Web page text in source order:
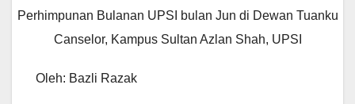
Perhimpunan Bulanan UPSI bulan Jun di Dewan Tuanku
Canselor, Kampus Sultan Azlan Shah, UPSI
Oleh: Bazli Razak